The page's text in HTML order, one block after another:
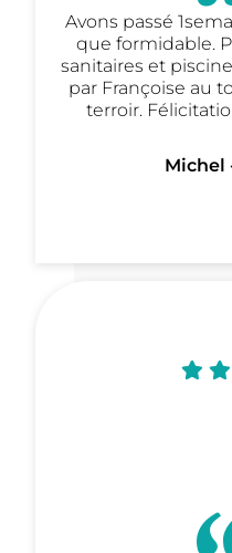
Avons passé
que formidable.
sanitaires et
par Françoise au
terroir.
Michel